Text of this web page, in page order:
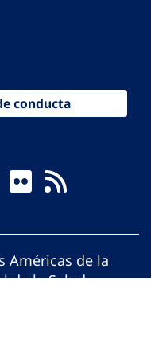
conducta
Américas de la
de la Salud